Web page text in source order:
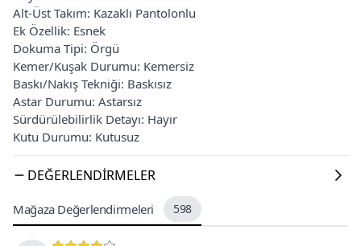
Alt-Üst Takım: Kazaklı Pantolonlu
Ek Özellik: Esnek
Dokuma Tipi: Örgü
Kemer/Kuşak Durumu: Kemersiz
Baskı/Nakış Tekniği: Baskısız
Astar Durumu: Astarsız
Sürdürülebilirlik Detayı: Hayır
Kutu Durumu: Kutusuz
DEĞERLENDIRMELER
Mağaza Değerlendirmeleri 598